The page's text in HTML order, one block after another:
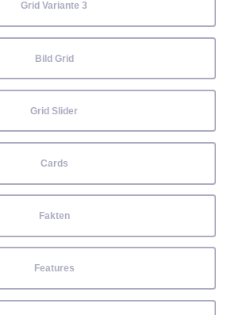
Grid Variante 3
Bild Grid
Grid Slider
Cards
Fakten
Features